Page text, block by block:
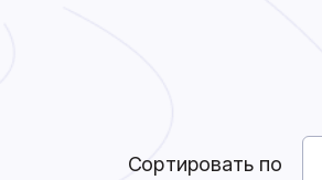
Сортировать по